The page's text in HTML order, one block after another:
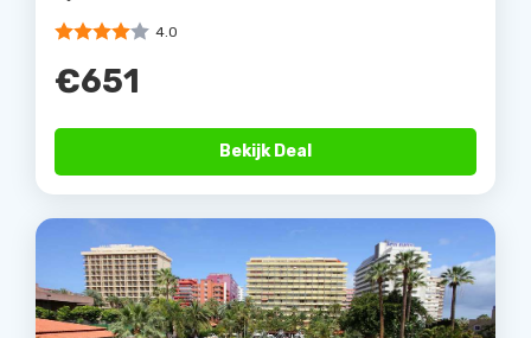
4.0
€651
Bekijk Deal